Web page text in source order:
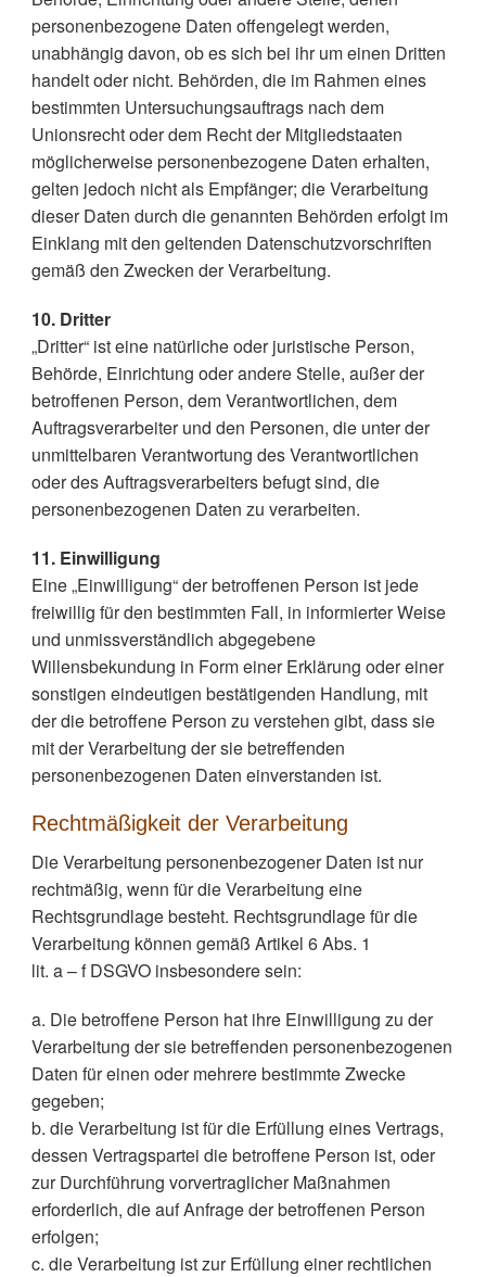
personenbezogene Daten offengelegt werden,
unabhängig davon, ob es sich bei ihr um einen Dritten
handelt oder nicht. Behörden, die im Rahmen eines
bestimmten Untersuchungsauftrags nach dem
Unionsrecht oder dem Recht der Mitgliedstaaten
möglicherweise personenbezogene Daten erhalten,
gelten jedoch nicht als Empfänger; die Verarbeitung
dieser Daten durch die genannten Behörden erfolgt im
Einklang mit den geltenden Datenschutzvorschriften
gemäß den Zwecken der Verarbeitung.
10. Dritter
„Dritter“ ist eine natürliche oder juristische Person,
Behörde, Einrichtung oder andere Stelle, außer der
betroffenen Person, dem Verantwortlichen, dem
Auftragsverarbeiter und den Personen, die unter der
unmittelbaren Verantwortung des Verantwortlichen
oder des Auftragsverarbeiters befugt sind, die
personenbezogenen Daten zu verarbeiten.
11. Einwilligung
Eine „Einwilligung“ der betroffenen Person ist jede
freiwillig für den bestimmten Fall, in informierter Weise
und unmissverständlich abgegebene
Willensbekundung in Form einer Erklärung oder einer
sonstigen eindeutigen bestätigenden Handlung, mit
der die betroffene Person zu verstehen gibt, dass sie
mit der Verarbeitung der sie betreffenden
personenbezogenen Daten einverstanden ist.
Rechtmäßigkeit der Verarbeitung
Die Verarbeitung personenbezogener Daten ist nur
rechtmäßig, wenn für die Verarbeitung eine
Rechtsgrundlage besteht. Rechtsgrundlage für die
Verarbeitung können gemäß Artikel 6 Abs. 1
lit. a – f DSGVO insbesondere sein:
a. Die betroffene Person hat ihre Einwilligung zu der
Verarbeitung der sie betreffenden personenbezogenen
Daten für einen oder mehrere bestimmte Zwecke
gegeben;
b. die Verarbeitung ist für die Erfüllung eines Vertrags,
dessen Vertragspartei die betroffene Person ist, oder
zur Durchführung vorvertraglicher Maßnahmen
erforderlich, die auf Anfrage der betroffenen Person
erfolgen;
c. die Verarbeitung ist zur Erfüllung einer rechtlichen